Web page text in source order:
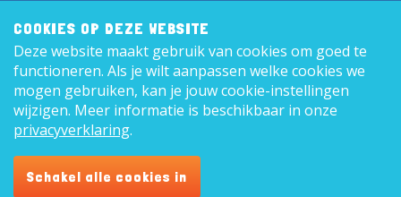
8,9
Cafetaria
COOKIES OP DEZE WEBSITE
Deze website maakt gebruik van cookies om goed te
functioneren. Als je wilt aanpassen welke cookies we
mogen gebruiken, kan je jouw cookie-instellingen
wijzigen. Meer informatie is beschikbaar in onze
privacyverklaring.
Schakel alle cookies in